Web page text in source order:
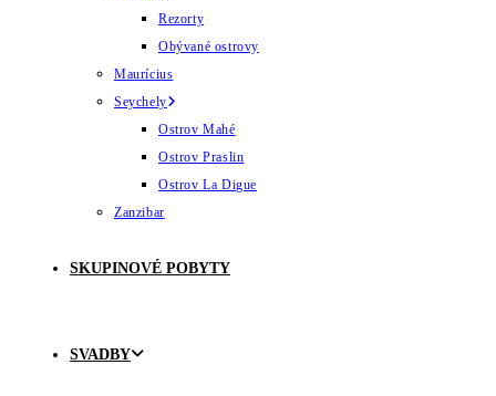
Rezorty
Obývané ostrovy
Maurícius
Seychely
Ostrov Mahé
Ostrov Praslin
Ostrov La Digue
Zanzibar
SKUPINOVÉ POBYTY
SVADBY